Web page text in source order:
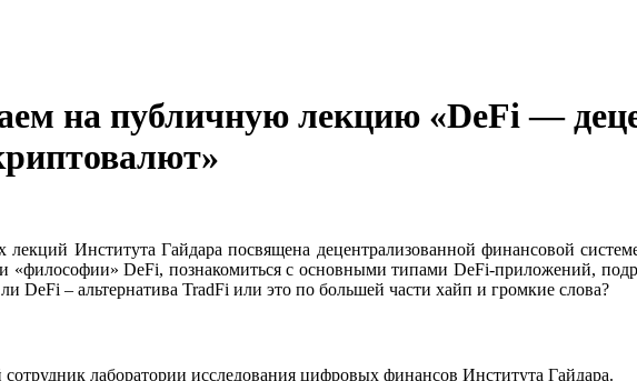
на публичную лекцию «DeFi —
лекций Института Гайдара посвящена децентрализованной финансовой
«философии» DeFi, познакомиться с основными типами DeFi-приложений,
DeFi – альтернатива TradFi или это по большей части хайп и громкие слова?
лаборатории исследования цифровых финансов Института Гайдара.